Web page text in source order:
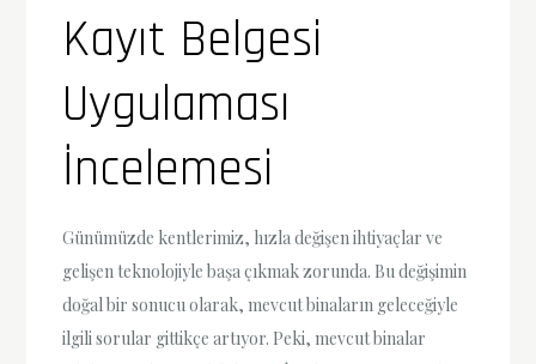
Kayıt Belgesi
Uygulaması
İncelemesi
Günümüzde kentlerimiz, hızla değişen ihtiyaçlar ve
gelişen teknolojiyle başa çıkmak zorunda. Bu değişimin
doğal bir sonucu olarak, mevcut binaların geleceğiyle
ilgili sorular gittikçe artıyor. Peki, mevcut binalar